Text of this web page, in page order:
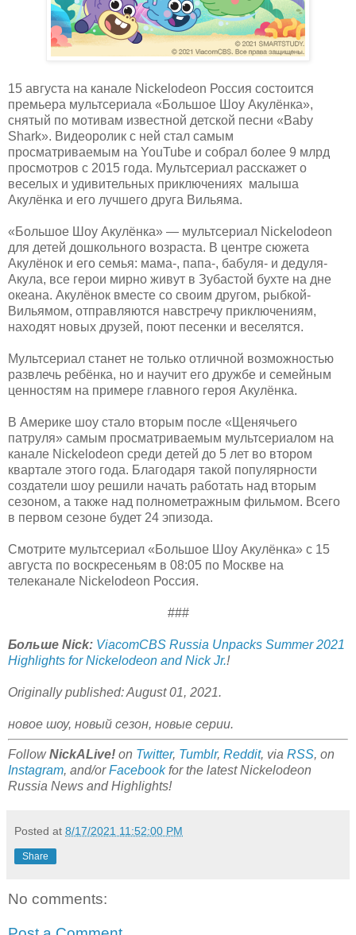
15 августа на канале Nickelodeon Россия состоится
премьера мультсериала «Большое Шоу Акулёнка»,
снятый по мотивам известной детской песни «Baby
Shark». Видеоролик с ней стал самым
просматриваемым на YouTube и собрал более 9 млрд
просмотров с 2015 года. Мультсериал расскажет о
веселых и удивительных приключениях малыша
Акулёнка и его лучшего друга Вильяма.
«Большое Шоу Акулёнка» — мультсериал Nickelodeon
для детей дошкольного возраста. В центре сюжета
Акулёнок и его семья: мама-, папа-, бабуля- и дедуля-
Акула, все герои мирно живут в Зубастой бухте на дне
океана. Акулёнок вместе со своим другом, рыбкой-
Вильямом, отправляются навстречу приключениям,
находят новых друзей, поют песенки и веселятся.
Мультсериал станет не только отличной возможностью
развлечь ребёнка, но и научит его дружбе и семейным
ценностям на примере главного героя Акулёнка.
В Америке шоу стало вторым после «Щенячьего
патруля» самым просматриваемым мультсериалом на
канале Nickelodeon среди детей до 5 лет во втором
квартале этого года. Благодаря такой популярности
создатели шоу решили начать работать над вторым
сезоном, а также над полнометражным фильмом. Всего
в первом сезоне будет 24 эпизода.
Смотрите мультсериал «Большое Шоу Акулёнка» с 15
августа по воскресеньям в 08:05 по Москве на
телеканале Nickelodeon Россия.
###
Больше Nick: ViacomCBS Russia Unpacks Summer 2021
Highlights for Nickelodeon and Nick Jr.!
Originally published: August 01, 2021.
новое шоу, новый сезон, новые серии.
FollowNickALive! on Twitter, Tumblr, Reddit, via RSS, on
Instagram, and/orFacebookfor the latest Nickelodeon
Russia News and Highlights!
Posted at 8/17/2021 11:52:00 PM
Share
No comments: